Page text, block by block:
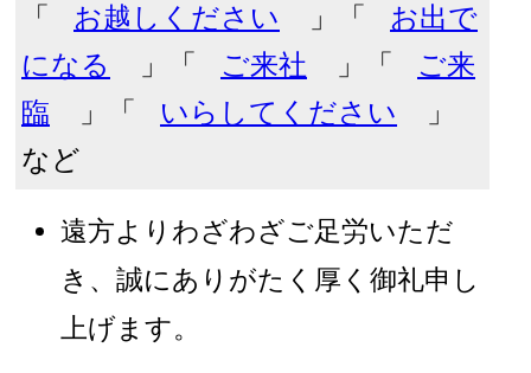
「
お越しください 」「
お出で
になる
」「 ご来社 」「
ご来
臨
」「 いらしてください
」
など
遠方よりわざわざご足労いただ
き、誠にありがたく厚く御礼申し
上げます。